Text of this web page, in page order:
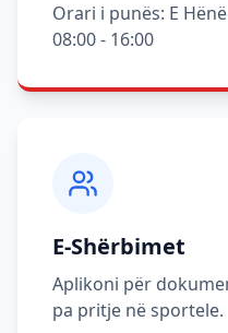
Orari i punës: E
08:00 - 16:00
E-Shërbimet
Aplikoni për
pa pritje në sportele.